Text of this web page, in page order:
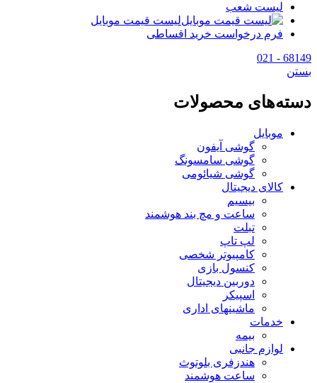
لیست شعب
لیست قیمت موبایل
فرم درخواست خرید اقساطی
68149 - 021
بستن
دسته‌های محصولات
موبایل
گوشی آیفون
گوشی سامسونگ
گوشی شیائومی
کالای دیجیتال
بیسیم
ساعت و مچ بند هوشمند
تبلت
لپ تاپ
کامپیوتر شخصی
کنسول بازی
دوربین دیجیتال
اسپیکر
ماشینهای اداری
خدمات
بیمه
لوازم جانبی
هندزفری بلوتوث
ساعت هوشمند